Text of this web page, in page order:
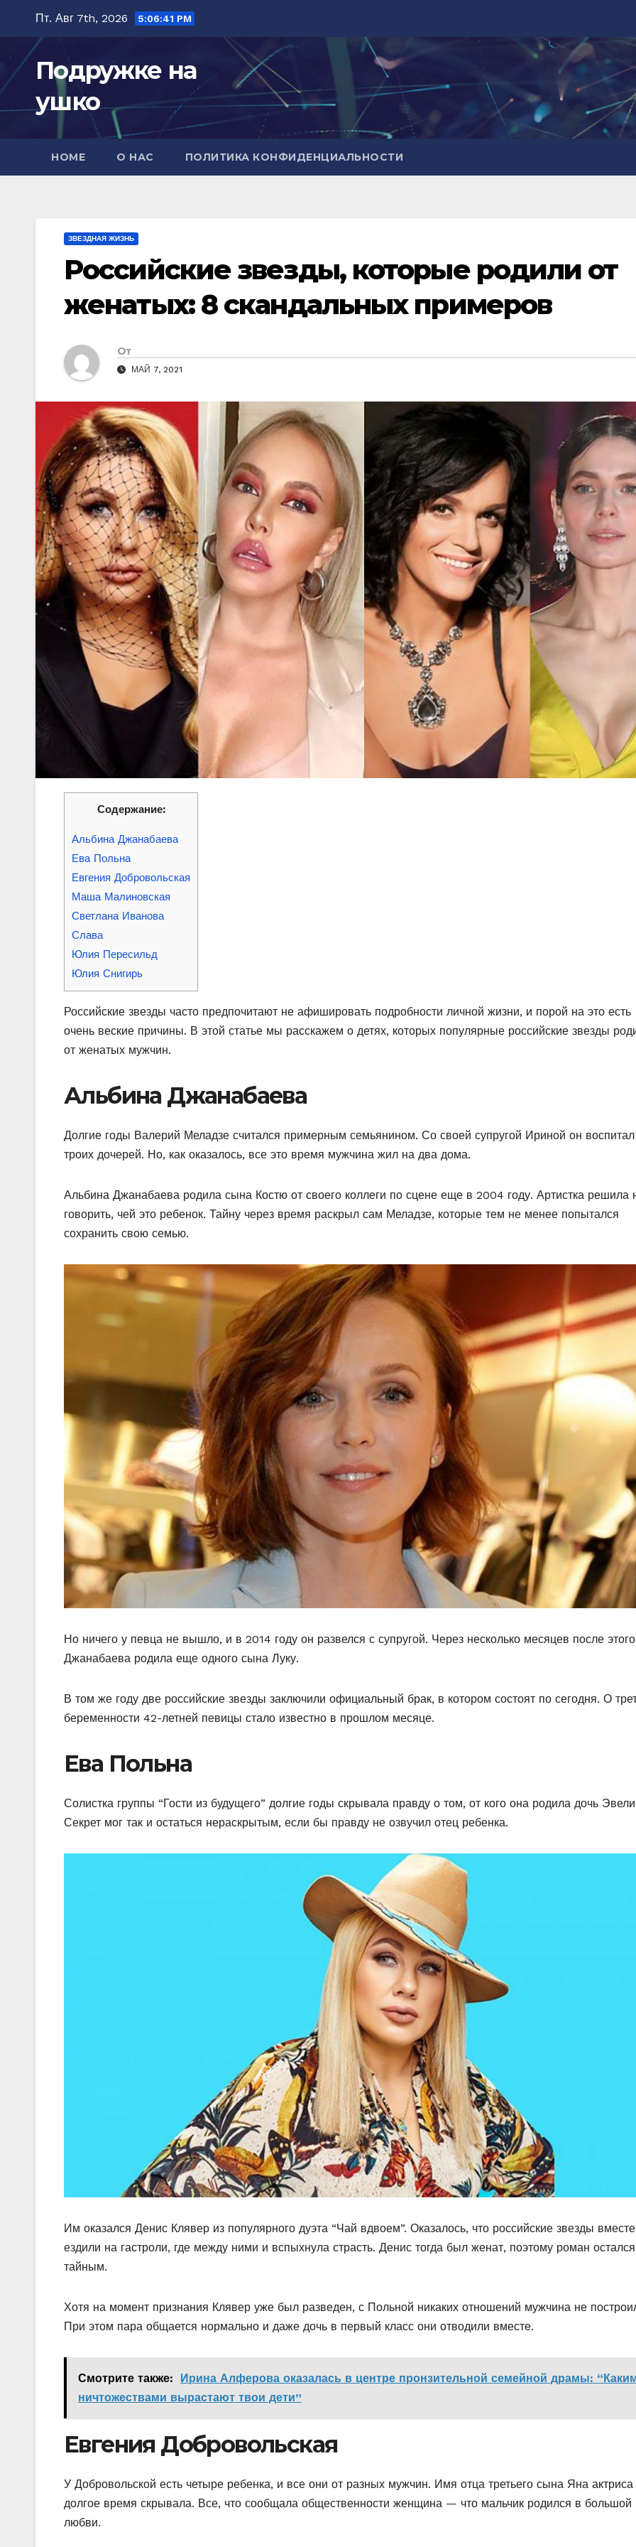
содержимому
Пт. Авг 7th, 2026 5:06:43 PM
Подружке на
ушко
HOME О НАС ПОЛИТИКА КОНФИДЕНЦИАЛЬНОСТИ
ЗВЕЗДНАЯ ЖИЗНЬ
Российские звезды, которые родили от
женатых: 8 скандальных примеров
От
МАЙ 7, 2021
Содержание:
Альбина Джанабаева
Ева Польна
Евгения Добровольская
Маша Малиновская
Светлана Иванова
Слава
Юлия Пересильд
Юлия Снигирь
Российские звезды часто предпочитают не афишировать подробности личной жизни, и порой на это есть
очень веские причины. В этой статье мы расскажем о детях, которых популярные российские звезды
от женатых мужчин.
Альбина Джанабаева
Долгие годы Валерий Меладзе считался примерным семьянином. Со своей супругой Ириной он воспитал
троих дочерей. Но, как оказалось, все это время мужчина жил на два дома.
Альбина Джанабаева родила сына Костю от своего коллеги по сцене еще в 2004 году. Артистка решила
говорить, чей это ребенок. Тайну через время раскрыл сам Меладзе, которые тем не менее попытался
сохранить свою семью.
Но ничего у певца не вышло, и в 2014 году он развелся с супругой. Через несколько месяцев после этого
Джанабаева родила еще одного сына Луку.
В том же году две российские звезды заключили официальный брак, в котором состоят по сегодня. О
беременности 42-летней певицы стало известно в прошлом месяце.
Ева Польна
Солистка группы “Гости из будущего” долгие годы скрывала правду о том, от кого она родила дочь
Секрет мог так и остаться нераскрытым, если бы правду не озвучил отец ребенка.
Им оказался Денис Клявер из популярного дуэта “Чай вдвоем”. Оказалось, что российские звезды вместе
ездили на гастроли, где между ними и вспыхнула страсть. Денис тогда был женат, поэтому роман остался
тайным.
Хотя на момент признания Клявер уже был разведен, с Польной никаких отношений мужчина не
При этом пара общается нормально и даже дочь в первый класс они отводили вместе.
Смотрите также:
Ирина Алферова оказалась в центре пронзительной семейной драмы:
ничтожествами вырастают твои дети”
Евгения Добровольская
У Добровольской есть четыре ребенка, и все они от разных мужчин. Имя отца третьего сына Яна актриса
долгое время скрывала. Все, что сообщала общественности женщина — что мальчик родился в большой
любви.